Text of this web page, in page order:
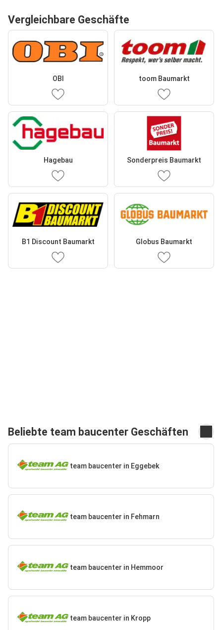
Vergleichbare Geschäfte
OBI toom Baumarkt
Hagebau Sonderpreis Baumarkt
B1 Discount Baumarkt Globus Baumarkt
Beliebte team baucenter Geschäften
team baucenter in Eggebek
team baucenter in Fehmarn
team baucenter in Hemmoor
team baucenter in Kropp